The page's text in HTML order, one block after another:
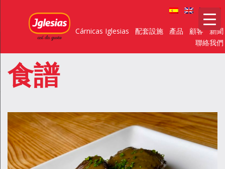
Cárnicas Iglesias 配套設施 產品 顧客
新聞
聯絡我們
食譜